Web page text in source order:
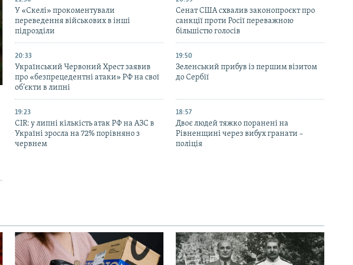
У «Скелі» прокоментували
переведення військових в інші
підрозділи
Cенат США схвалив законопроєкт про
санкції проти Росії переважною
більшістю голосів
20:33
Український Червоний Хрест заявив
про «безпрецедентні атаки» РФ на свої
об’єкти в липні
19:50
Зеленський прибув із першим візитом
до Сербії
19:23
CIR: у липні кількість атак РФ на АЗС в
Україні зросла на 72% порівняно з
червнем
18:57
Двоє людей тяжко поранені на
Рівненщині через вибух гранати –
поліція